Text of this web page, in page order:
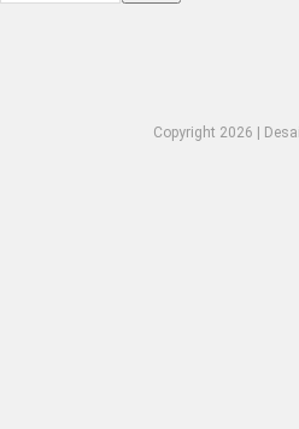
Copyright 2026 |